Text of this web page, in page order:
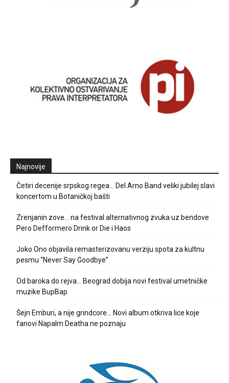
Najnovije
Četiri decenije srpskog regea… Del Arno Band veliki jubilej slavi
koncertom u Botaničkoj bašti
Zrenjanin zove… na festival alternativnog zvuka uz bendove
Pero Defformero Drink or Die i Haos
Joko Ono objavila remasterizovanu verziju spota za kultnu
pesmu “Never Say Goodbye”
Od baroka do rejva… Beograd dobija novi festival umetničke
muzike BupBap
Šejn Emburi, a nije grindcore… Novi album otkriva lice koje
fanovi Napalm Deatha ne poznaju